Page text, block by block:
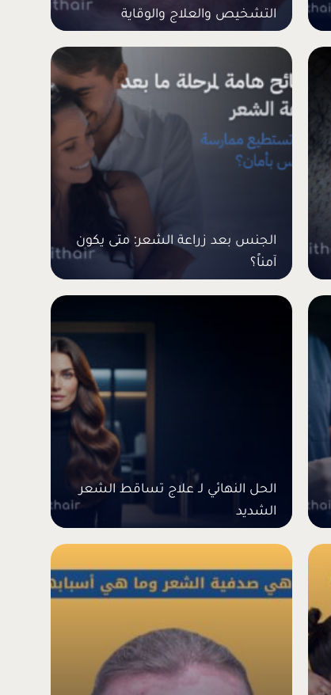
التشخيص والعلاج والوقاية
الجنس بعد زراعة الشعر: متى يكون
آمناً؟
الحل النهائي لـ علاج تساقط الشعر
الشديد